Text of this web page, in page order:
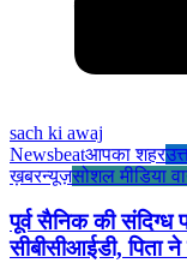
sach ki awaj
Newsbeatआपका शहर
ख़बरन्यूज़सोशल मीडिया
पूर्व सैनिक की संदिग्ध
सीबीसीआईडी, पिता